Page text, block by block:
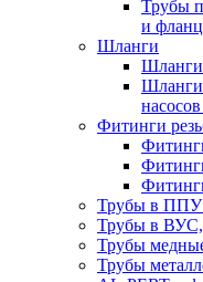
Трубы
и
Шланги
Шланги
Фитинги
Трубы в ППУ
Трубы в
Трубы
Трубы